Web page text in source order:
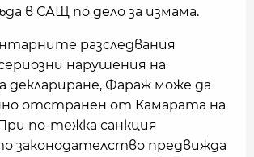
в САЩ по дело за измама.
разследвания
нарушения на
деклариране, Фараж може да
отстранен от Камарата на
по-тежка санкция
законодателство предвижда